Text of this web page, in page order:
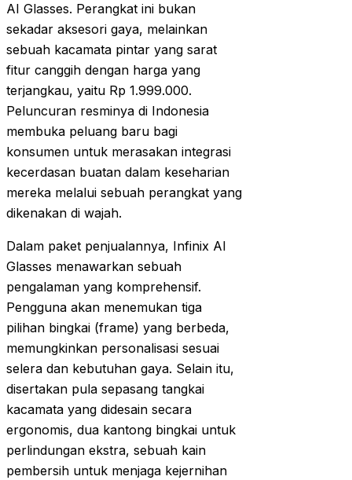
AI Glasses. Perangkat ini bukan
sekadar aksesori gaya, melainkan
sebuah kacamata pintar yang sarat
fitur canggih dengan harga yang
terjangkau, yaitu Rp 1.999.000.
Peluncuran resminya di Indonesia
membuka peluang baru bagi
konsumen untuk merasakan integrasi
kecerdasan buatan dalam keseharian
mereka melalui sebuah perangkat yang
dikenakan di wajah.
Dalam paket penjualannya, Infinix AI
Glasses menawarkan sebuah
pengalaman yang komprehensif.
Pengguna akan menemukan tiga
pilihan bingkai (frame) yang berbeda,
memungkinkan personalisasi sesuai
selera dan kebutuhan gaya. Selain itu,
disertakan pula sepasang tangkai
kacamata yang didesain secara
ergonomis, dua kantong bingkai untuk
perlindungan ekstra, sebuah kain
pembersih untuk menjaga kejernihan